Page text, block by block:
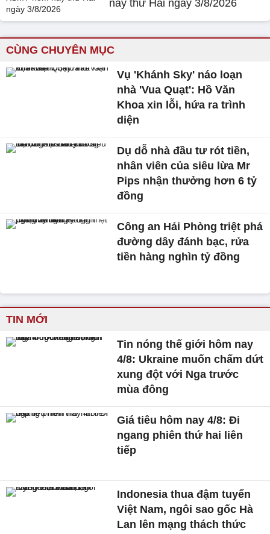
nay thứ Hai ngày 3/8/2026
CÙNG CHUYÊN MỤC
Vụ 'Khánh Sky' náo loạn
nhà 'Vua Quạt': Hồ Văn
Khoa xin lỗi, hứa ra trình
diện
Dụ dỗ nhà đầu tư rót tiền,
nhân viên của siêu lừa Mr
Pips nhận thưởng hơn 6 tỷ
đồng
Công an Hải Phòng triệt phá
đường dây đánh bạc, rửa
tiền hàng nghìn tỷ đồng
TIN MỚI
Tin nóng thế giới hôm nay
4/8: Ukraine muốn chấm dứt
xung đột với Nga trước
mùa đông
Giá tiêu hôm nay 4/8: Đi
ngang phiên thứ hai liên
tiếp
Indonesia thua đậm tuyển
Việt Nam, ngôi sao gốc Hà
Lan lên mạng thách thức